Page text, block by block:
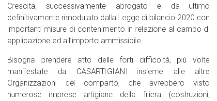
Crescita, successivamente abrogato e da ultimo
definitivamente rimodulato dalla Legge di bilancio 2020 con
importanti misure di contenimento in relazione al campo di
applicazione ed all’importo ammissibile.
Bisogna prendere atto delle forti difficoltà, più volte
manifestate da CASARTIGIANI insieme alle altre
Organizzazioni del comparto, che avrebbero visto
numerose imprese artigiane della filiera (costruzioni,